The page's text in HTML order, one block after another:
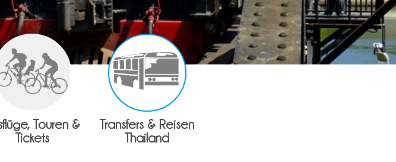
Touren &
Tickets
Transfers & Reisen
Thailand